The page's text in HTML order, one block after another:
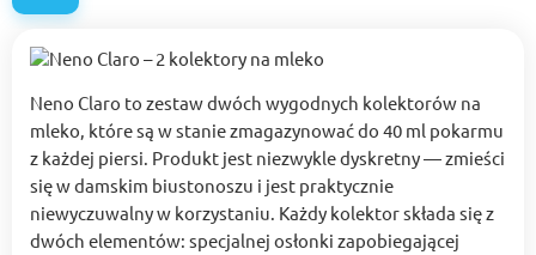
Neno Claro to zestaw dwóch wygodnych kolektorów na
mleko, które są w stanie zmagazynować do 40 ml pokarmu
z każdej piersi. Produkt jest niezwykle dyskretny — zmieści
się w damskim biustonoszu i jest praktycznie
niewyczuwalny w korzystaniu. Każdy kolektor składa się z
dwóch elementów: specjalnej osłonki zapobiegającej